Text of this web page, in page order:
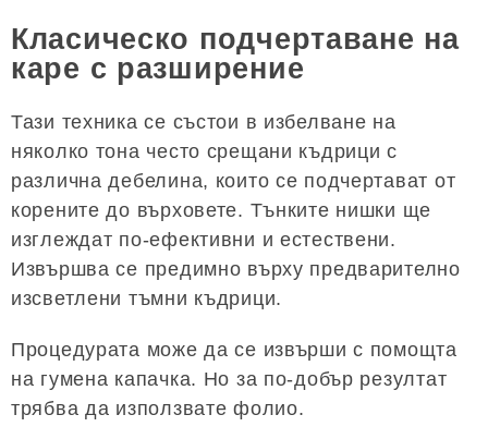
Класическо подчертаване на
каре с разширение
Тази техника се състои в избелване на
няколко тона често срещани къдрици с
различна дебелина, които се подчертават от
корените до върховете. Тънките нишки ще
изглеждат по-ефективни и естествени.
Извършва се предимно върху предварително
изсветлени тъмни къдрици.
Процедурата може да се извърши с помощта
на гумена капачка. Но за по-добър резултат
трябва да използвате фолио.